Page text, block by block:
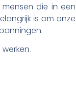
die in een
is om onze